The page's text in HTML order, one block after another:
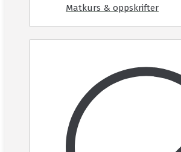
Matkurs & oppskrifter